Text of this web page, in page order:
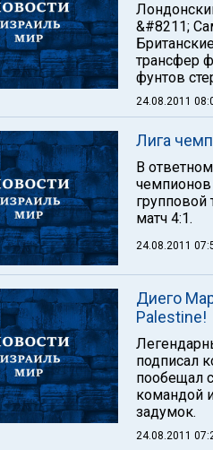
&#8211;
трансфер
фунтов
24.08.2011
Лига
В
матч 4:1.
24.08.2011
Диего
Palestine!
подписал
пообещал
командой
задумок.
24.08.2011